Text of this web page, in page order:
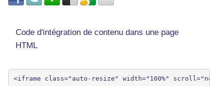
Code d'intégration de contenu dans une page
HTML